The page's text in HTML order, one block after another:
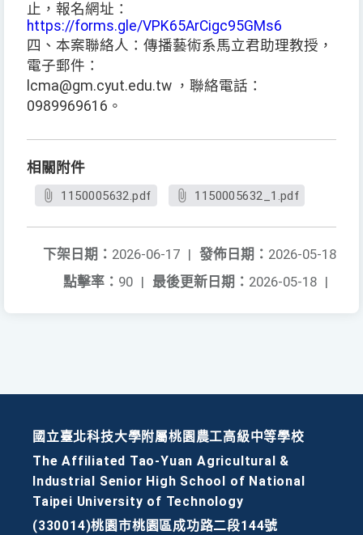
止，報名網址：
https://forms.gle/VPK65ArCigc95GMs6
四、本案聯絡人：傳播藝術系馬立君助理教授，
電子郵件：
lcma@gm.cyut.edu.tw ，聯絡電話：
0989969616。
相關附件
1150005632.pdf 1150005632_1.pdf
發佈日期： 2026-05-18
下架日期： 2026-06-17 |
最後更新日期： 2026-05-18 |
點擊率： 90 |
國立臺北科技大學附屬桃園農工高級中等學校
The Affiliated Tao-Yuan Agricultural &
Industrial Senior High School of National
Taipei University of Technology
(330014)桃園市桃園區成功路二段144號